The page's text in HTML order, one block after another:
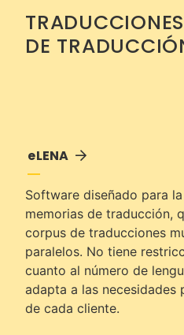
DE
eLENA
Software diseñado para
memorias de traducción,
corpus de traducciones
paralelos. No tiene
cuanto al número de
adapta a las necesidades
de cada cliente.